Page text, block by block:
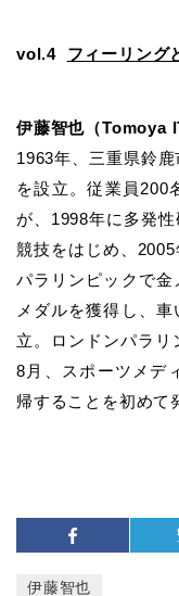
vol.4 フィーリング
伊藤智也（Tomoya
1963年、三重県鈴
を設立。従業員200
が、1998年に多発
競技をはじめ、
パラリンピックで金
メダルを獲得し、
立。ロンドンパラリ
8月、スポーツメデ
帰することを初めて
伊藤智也